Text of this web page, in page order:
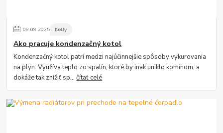
09.09.2025 Kotly
Ako pracuje kondenzačný kotol
Kondenzačný kotol patrí medzi najúčinnejšie spôsoby vykurovania
na plyn. Využíva teplo zo spalín, ktoré by inak uniklo komínom, a
dokáže tak znížiť sp...čítať celé